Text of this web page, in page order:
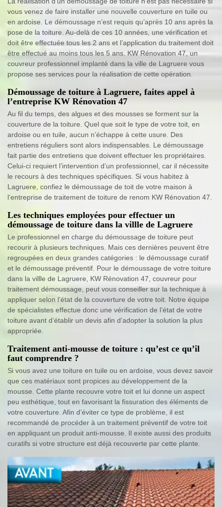
vous venez de faire installer une nouvelle couverture en tuile ou
en ardoise. Le démoussage n’est requis qu’après 10 ans après la
pose de la toiture. Au-delà de ces 10 années, une vérification et
doit être effectuée tous les 2 ans et l’application du traitement doit
être effectué au moins tous les 5 ans. KW Rénovation 47, un
couvreur professionnel implanté dans la ville de Lagruere vous
propose ses services pour la réalisation de cette opération.
Démoussage de toiture à Lagruere, faites appel à
l’entreprise KW Rénovation 47
Au fil du temps, des algues et des mousses se forment sur la
couverture de la toiture. Quel que soit le type de votre toit, en
ardoise ou en tuile, aucun n’échappe à cette usure. Des
entretiens réguliers sont alors indispensables. Le démoussage
fait partie des entretiens que doivent effectuer les propriétaires.
Celui-ci requiert l’intervention d’un professionnel, car il nécessite
le recours à des techniques spécifiques. Si vous habitez à
Lagruere, confiez le démoussage de toit de votre maison à
l’entreprise de traitement de toiture de renom KW Rénovation 47.
Les techniques employées pour effectuer un
démoussage de toiture dans la villle de Lagruere
Le professionnel en charge du démoussage de toiture peut
recourir à plusieurs techniques. Mais ces dernières peuvent être
regroupées en deux grandes catégories : le démoussage curatif
et le démoussage préventif. Pour le démoussage de votre toiture
dans la villle de Lagruere, KW Rénovation 47, couvreur pour
traitement démoussage, peut vous conseiller sur la technique à
appliquer selon l’état de la couverture de votre toit. Notre équipe
de spécialistes effectue donc une vérification de l’état de votre
toiture avant d’établir un devis afin d’adopter la solution la plus
appropriée.
Traitement anti-mousse de toiture : qu’est ce qu’il
faut comprendre ?
Si vous avez une toiture en tuile ou en ardoise, vous devez savoir
que ces matériaux sont propices au développement de la
mousse. Cette plante recouvre votre toit et lui donne un aspect
peu esthétique, tout en favorisant la fissuration des éléments de
votre couverture. Afin d’éviter ce type de problème, il est
recommandé de procéder à un traitement préventif de votre toit
en appliquant un produit anti-mousse. Il existe aussi des produits
curatifs si votre structure est déjà recouverte par cette plante.